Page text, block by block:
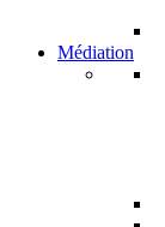
Médiation